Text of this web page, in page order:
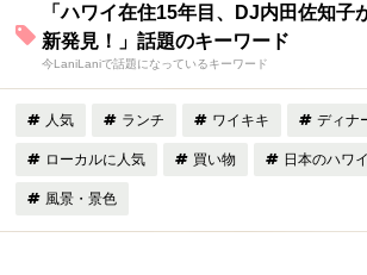
「ハワイ在住15年目、DJ内田佐知子
新発見！」話題のキーワード
今LaniLaniで話題になっているキーワード
人気 ランチ ワイキキ ディナ
ローカルに人気 買い物 日本のハワ
風景・景色